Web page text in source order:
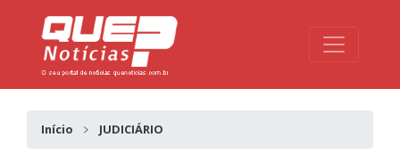
Toggle
Início JUDICIÁRIO